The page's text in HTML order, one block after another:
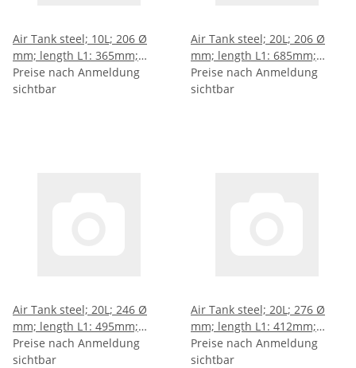
Air Tank steel; 10L; 206 Ø
mm; length L1: 365mm;
length L2: 353mm; length
L3: 235mm; length L4:
Preise nach Anmeldung
sichtbar
Air Tank steel; 20L; 206 Ø
mm; length L1: 685mm;
length L2: 673mm; length
L3: 555mm ; length L4:
Preise nach Anmeldung
sichtbar
Air Tank steel; 20L; 246 Ø
mm; length L1: 495mm;
length L2: 483mm; length
L3: 339mm; length L4:
Preise nach Anmeldung
sichtbar
Air Tank steel; 20L; 276 Ø
mm; length L1: 412mm;
length L2: 395mm; length
L3: 251mm; length L4:
Preise nach Anmeldung
sichtbar